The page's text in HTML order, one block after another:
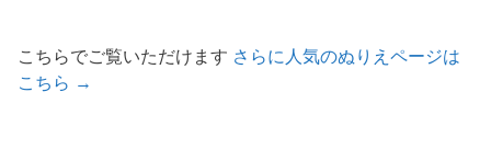
こちらでご覧いただけます さらに人気のぬりえページは
こちら →